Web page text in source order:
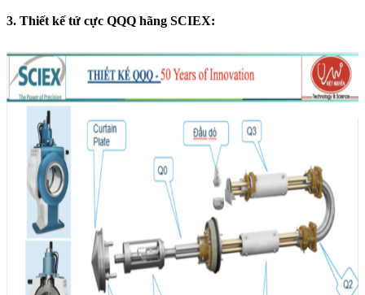
3. Thiết kế tứ cực QQQ hãng SCIEX: